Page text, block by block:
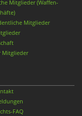
Mitglieder (Waffen-
Mitglieder
Mitglieder
FAQ